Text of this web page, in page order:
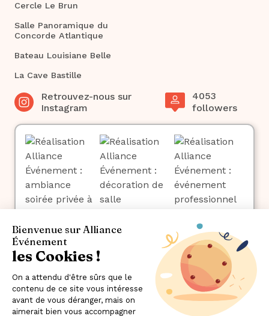
Cercle Le Brun
Salle Panoramique du
Concorde Atlantique
Bateau Louisiane Belle
La Cave Bastille
Retrouvez-nous sur
Instagram
4053
followers